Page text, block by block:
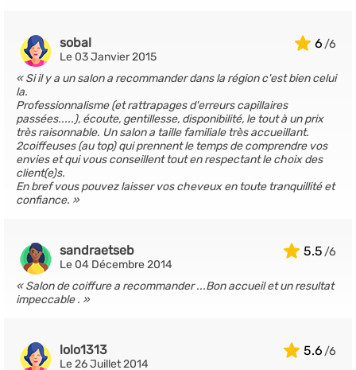
6
sobal
Le 03 Janvier 2015
Si il y a un salon a recommander dans la région c'est bien celui
la.
Professionnalisme (et rattrapages d'erreurs capillaires
passées.....), écoute, gentillesse, disponibilité, le tout à un prix
très raisonnable. Un salon a taille familiale très accueillant.
2coiffeuses (au top) qui prennent le temps de comprendre vos
envies et qui vous conseillent tout en respectant le choix des
client(e)s.
En bref vous pouvez laisser vos cheveux en toute tranquillité et
confiance.
5.5
sandraetseb
Le 04 Décembre 2014
Salon de coiffure a recommander ...Bon accueil et un resultat
impeccable .
5.6
lolo1313
Le 26 Juillet 2014